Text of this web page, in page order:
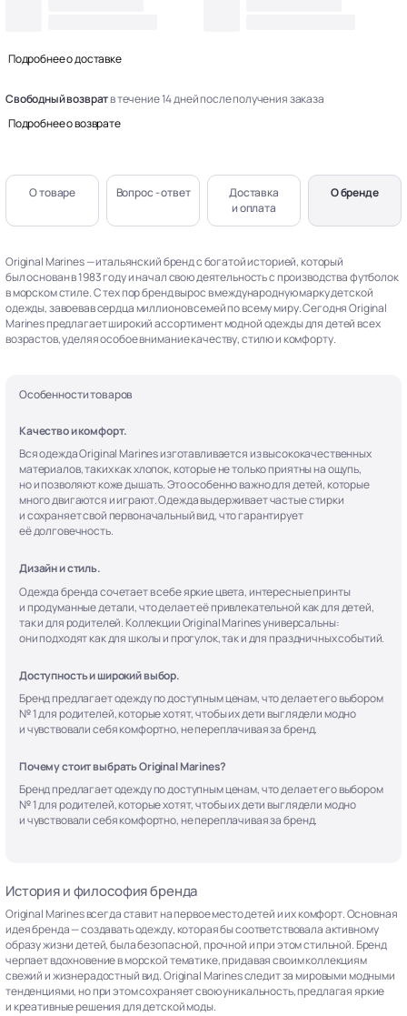
Подробнее о доставке
Свободный возвратв течение 14 дней после получения заказа
Подробнее о возврате
О товаре Вопрос - ответ
Доставка
и оплата
О бренде
Original Marines — итальянский бренд с богатой историей, который
был основан в 1983 году и начал свою деятельность с производства футболок
в морском стиле. С тех пор бренд вырос в международную марку детской
одежды, завоевав сердца миллионов семей по всему миру. Сегодня Original
Marines предлагает широкий ассортимент модной одежды для детей всех
возрастов, уделяя особое внимание качеству, стилю и комфорту.
Особенности товаров
Качество и комфорт.
Вся одежда Original Marines изготавливается из высококачественных
материалов, таких как хлопок, которые не только приятны на ощупь,
но и позволяют коже дышать. Это особенно важно для детей, которые
много двигаются и играют. Одежда выдерживает частые стирки
и сохраняет свой первоначальный вид, что гарантирует
её долговечность.
Дизайн и стиль.
Одежда бренда сочетает в себе яркие цвета, интересные принты
и продуманные детали, что делает её привлекательной как для детей,
так и для родителей. Коллекции Original Marines универсальны:
они подходят как для школы и прогулок, так и для праздничных событий.
Доступность и широкий выбор.
Бренд предлагает одежду по доступным ценам, что делает его выбором
№ 1 для родителей, которые хотят, чтобы их дети выглядели модно
и чувствовали себя комфортно, не переплачивая за бренд.
Почему стоит выбрать Original Marines?
Бренд предлагает одежду по доступным ценам, что делает его выбором
№ 1 для родителей, которые хотят, чтобы их дети выглядели модно
и чувствовали себя комфортно, не переплачивая за бренд.
История и философия бренда
Original Marines всегда ставит на первое место детей и их комфорт. Основная
идея бренда — создавать одежду, которая бы соответствовала активному
образу жизни детей, была безопасной, прочной и при этом стильной. Бренд
черпает вдохновение в морской тематике, придавая своим коллекциям
свежий и жизнерадостный вид. Original Marines следит за мировыми модными
тенденциями, но при этом сохраняет свою уникальность, предлагая яркие
и креативные решения для детской моды.